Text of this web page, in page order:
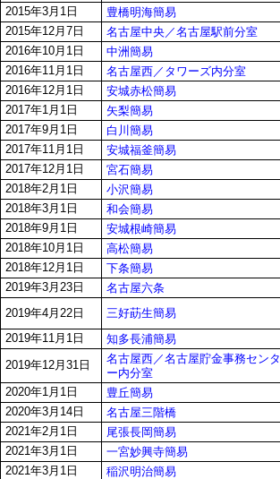
2015年3月1日
豊橋明海簡易
2015年12月7日
名古屋中央／名古屋駅前分室
2016年10月1日
中洲簡易
2016年11月1日
名古屋西／タワーズ内分室
2016年12月1日
安城赤松簡易
2017年1月1日
矢梨簡易
2017年9月1日
白川簡易
2017年11月1日
安城福釜簡易
2017年12月1日
宮石簡易
2018年2月1日
小沢簡易
2018年3月1日
和会簡易
2018年9月1日
安城根崎簡易
2018年10月1日
高松簡易
2018年12月1日
下条簡易
2019年3月23日
名古屋六条
2019年4月22日
三好莇生簡易
2019年11月1日
知多長浦簡易
2019年12月31日
名古屋西／名古屋貯金事務センタ
ー内分室
2020年1月1日
豊丘簡易
2020年3月14日
名古屋三階橋
2021年2月1日
尾張長岡簡易
2021年3月1日
一宮妙興寺簡易
2021年3月1日
稲沢明治簡易